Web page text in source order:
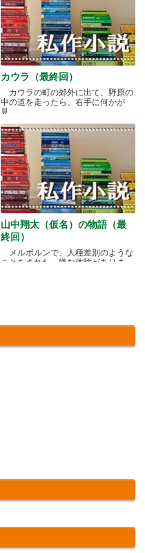
カウラ（最終回）
カウラの町の郊外に出て、野原の
中の道を走ったら、右手に何かが
見.....
山中翔太（仮名）の物語（最
終回）
メルボルンで、人種差別のような
ことをされた、嫌な体験がありま